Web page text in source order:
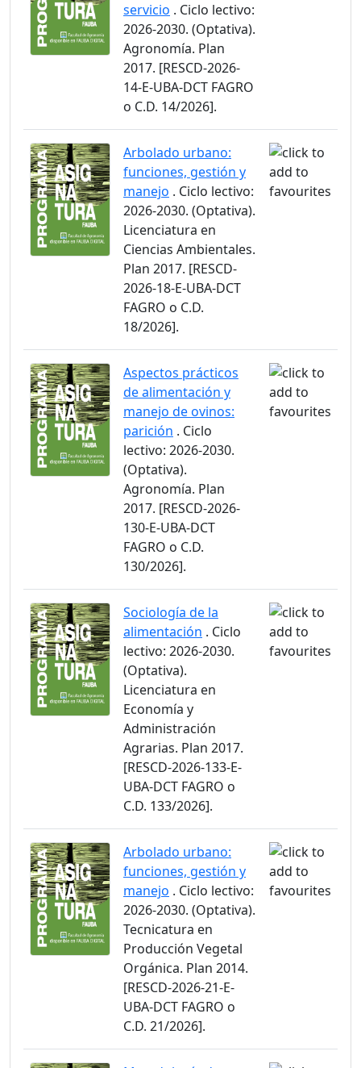
servicio . Ciclo lectivo:
2026-2030. (Optativa).
Agronomía. Plan
2017. [RESCD-2026-
14-E-UBA-DCT FAGRO
o C.D. 14/2026].
Arbolado urbano:
funciones, gestión y
manejo . Ciclo lectivo:
2026-2030. (Optativa).
Licenciatura en
Ciencias Ambientales.
Plan 2017. [RESCD-
2026-18-E-UBA-DCT
FAGRO o C.D.
18/2026].
Aspectos prácticos
de alimentación y
manejo de ovinos:
parición . Ciclo
lectivo: 2026-2030.
(Optativa).
Agronomía. Plan
2017. [RESCD-2026-
130-E-UBA-DCT
FAGRO o C.D.
130/2026].
Sociología de la
alimentación . Ciclo
lectivo: 2026-2030.
(Optativa).
Licenciatura en
Economía y
Administración
Agrarias. Plan 2017.
[RESCD-2026-133-E-
UBA-DCT FAGRO o
C.D. 133/2026].
Arbolado urbano:
funciones, gestión y
manejo . Ciclo lectivo:
2026-2030. (Optativa).
Tecnicatura en
Producción Vegetal
Orgánica. Plan 2014.
[RESCD-2026-21-E-
UBA-DCT FAGRO o
C.D. 21/2026].